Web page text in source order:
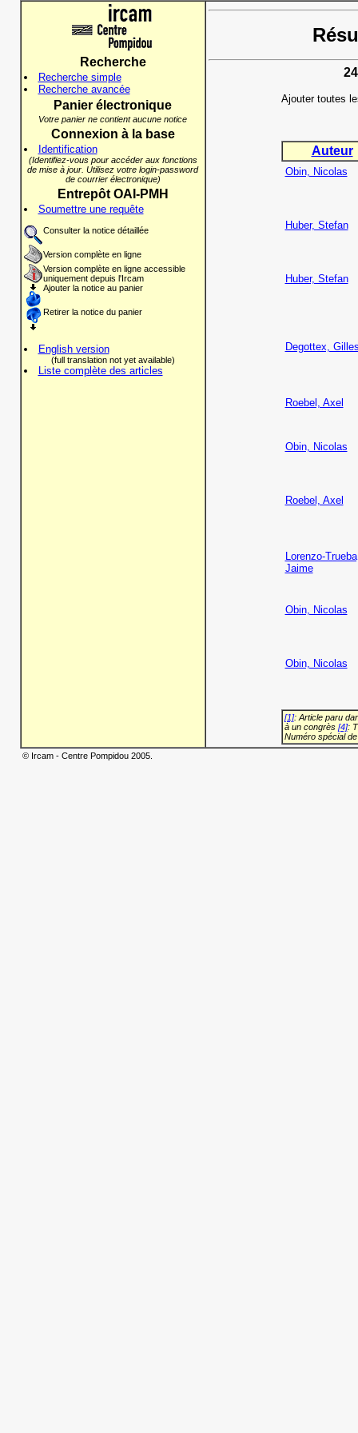
Recherche
Recherche simple
Recherche avancée
Panier électronique
Votre panier ne contient aucune notice
Connexion à la base
Identification
(Identifiez-vous pour accéder aux fonctions
de mise à jour. Utilisez votre login-password
de courrier électronique)
Entrepôt OAI-PMH
Soumettre une requête
Consulter la notice détaillée
Version complète en ligne
Version complète en ligne accessible
uniquement depuis l'Ircam
Ajouter la notice au panier
Retirer la notice du panier
English version
(full translation not yet available)
Liste complète des articles
Ajouter toutes
Auteur
Obin, Nicolas
Huber, Stefan
Huber, Stefan
Degottex,
Roebel, Axel
Obin, Nicolas
Roebel, Axel
Lorenzo-
Jaime
Obin, Nicolas
Obin, Nicolas
[1]: Article paru
à un congrès [4]:
Numéro spécial
© Ircam - Centre Pompidou 2005.